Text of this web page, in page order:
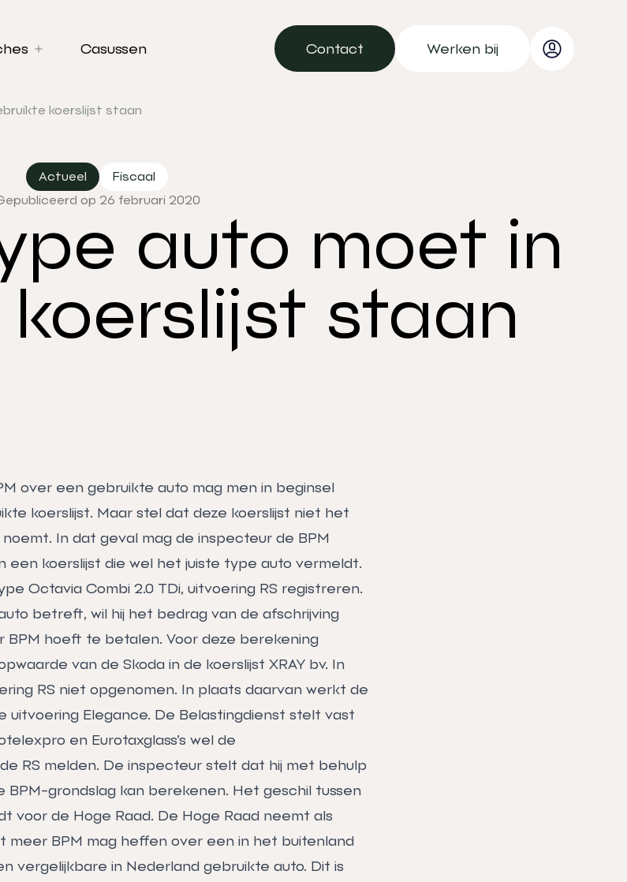
Casussen
Contact
Contact
Werken bij
koerslijst staan
Actueel
Fiscaal
op 26 februari 2020
auto moet in
staan
over een gebruikte auto mag men in beginsel
koerslijst. Maar stel dat deze koerslijst niet het
In dat geval mag de inspecteur de BPM
een koerslijst die wel het juiste type auto vermeldt.
Octavia Combi 2.0 TDi, uitvoering RS registreren.
betreft, wil hij het bedrag van de afschrijving
BPM hoeft te betalen. Voor deze berekening
van de Skoda in de koerslijst XRAY bv. In
RS niet opgenomen. In plaats daarvan werkt de
uitvoering Elegance. De Belastingdienst stelt vast
en Eurotaxglass’s wel de
RS melden. De inspecteur stelt dat hij met behulp
BPM-grondslag kan berekenen. Het geschil tussen
voor de Hoge Raad. De Hoge Raad neemt als
meer BPM mag heffen over een in het buitenland
vergelijkbare in Nederland gebruikte auto. Dit is